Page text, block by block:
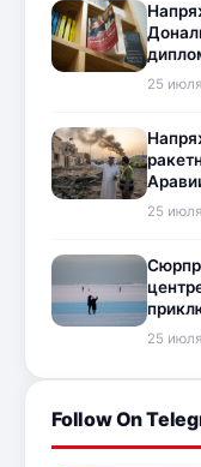
25
25
25
Follow On